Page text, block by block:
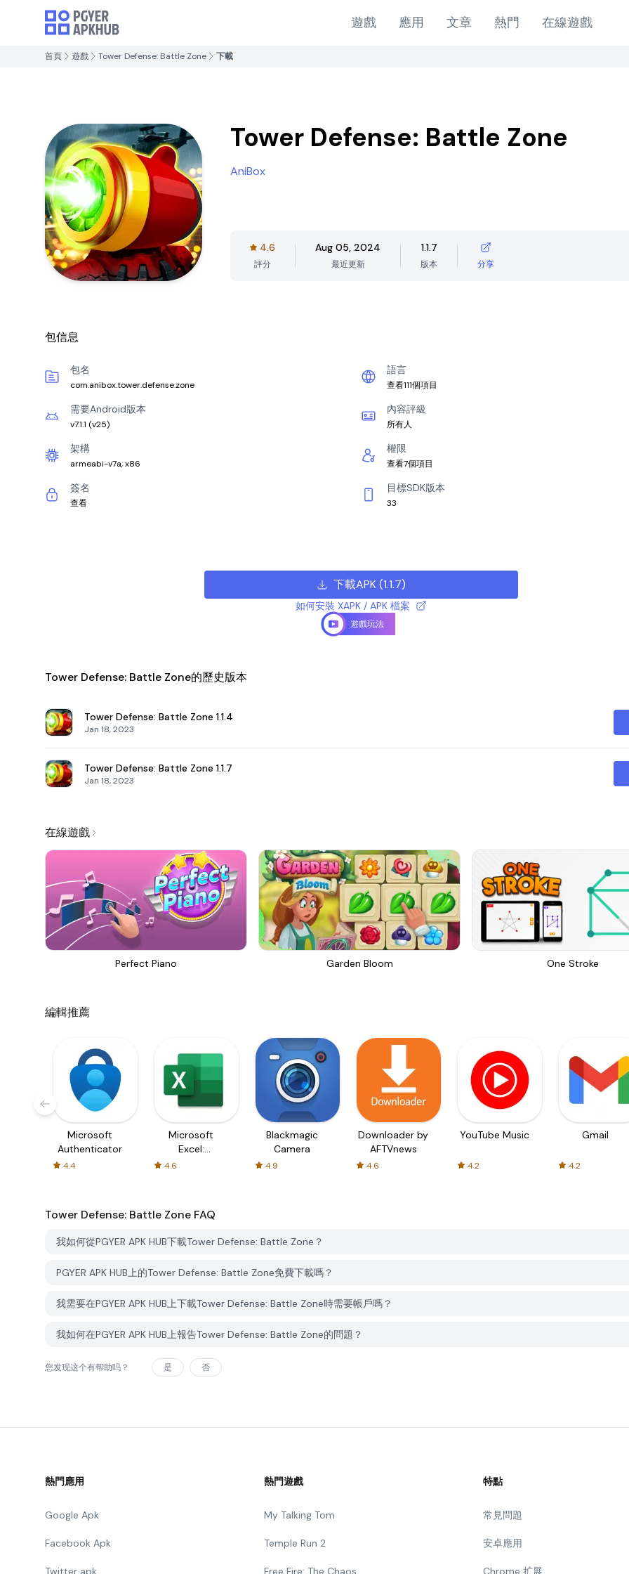
遊戲 應用 文章 熱門 在線遊戲
首頁 遊戲 Tower Defense: Battle Zone 下載
Tower Defense: Battle Zone
AniBox
4.6
評分
Aug 05, 2024
最近更新
1.1.7
版本 分享
包信息
包名
com.anibox.tower.defense.zone
語言
查看111個項目
需要Android版本
v7.1.1 (v25)
內容評級
所有人
架構
armeabi-v7a, x86
權限
查看7個項目
簽名
查看
目標SDK版本
33
下載APK(1.1.7)
如何安裝 XAPK / APK 檔案
遊戲玩法
Tower Defense: Battle Zone的歷史版本
Tower Defense: Battle Zone 1.1.4
Jan 18, 2023
Tower Defense: Battle Zone 1.1.7
Jan 18, 2023
在線遊戲
Perfect Piano Garden Bloom One Stroke
編輯推薦
Microsoft
Authenticator
4.4
Microsoft
Excel:
Spreadsheets
4.6
Blackmagic
Camera
4.9
Downloader by
AFTVnews
4.6
YouTube Music
4.2
Gmail
4.2
Tower Defense: Battle Zone FAQ
我如何從PGYER APK HUB下載Tower Defense: Battle Zone？
PGYER APK HUB上的Tower Defense: Battle Zone免費下載嗎？
我需要在PGYER APK HUB上下載Tower Defense: Battle Zone時需要帳戶嗎？
我如何在PGYER APK HUB上報告Tower Defense: Battle Zone的問題？
您发现这个有帮助吗？ 是 否
熱門應用
Google Apk
Facebook Apk
Twitter apk
熱門遊戲
My Talking Tom
Temple Run 2
Free Fire: The Chaos
特點
常見問題
安卓應用
Chrome 扩展